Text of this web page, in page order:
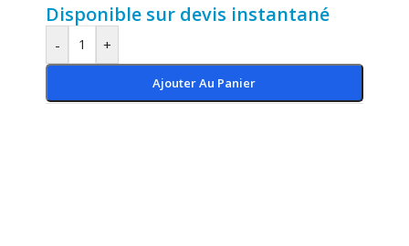
Disponible sur devis instantané
- +
Ajouter Au Panier